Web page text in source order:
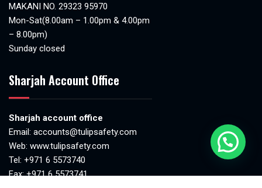
MAKANI NO. 29323 95970
Mon-Sat(8.00am – 1.00pm & 4.00pm
– 8.00pm)
Sunday closed
Sharjah Account Office
Sharjah account office
Email: accounts@tulipsafety.com
Web: www.tulipsafety.com
Tel: +971 6 5573740
Fax: +971 6 5573741